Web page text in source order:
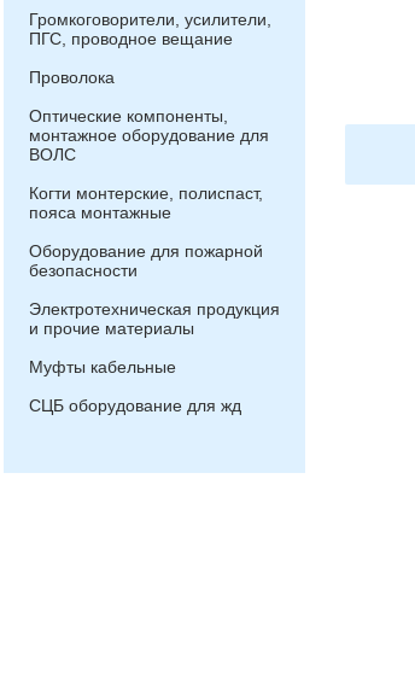
Громкоговорители, усилители,
ПГС, проводное вещание
Проволока
Оптические компоненты,
монтажное оборудование для
ВОЛС
Когти монтерские, полиспаст,
пояса монтажные
Оборудование для пожарной
безопасности
Электротехническая продукция
и прочие материалы
Муфты кабельные
СЦБ оборудование для жд